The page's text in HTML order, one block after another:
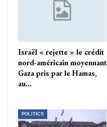
Israël « rejette » le crédit
nord-américain moyennant
Gaza pris par le Hamas,
au…
POLITICS